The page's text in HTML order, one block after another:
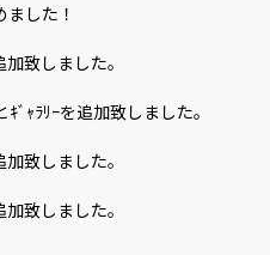
した！
致しました。
ｷﾞｬﾗﾘｰを追加致しました。
致しました。
致しました。